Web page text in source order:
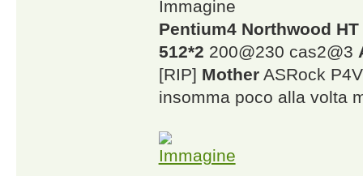
Pentium4 Northwood HT
512*2 200@230 cas2@3
[RIP] MotherASRock
insomma poco alla volta